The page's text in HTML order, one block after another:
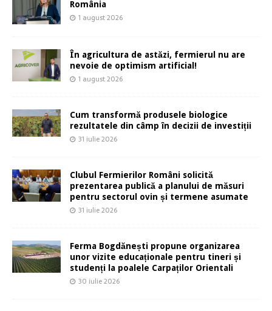
România
1 august 2026
În agricultura de astăzi, fermierul nu are
nevoie de optimism artificial!
1 august 2026
Cum transformă produsele biologice
rezultatele din câmp în decizii de investiții
31 iulie 2026
Clubul Fermierilor Români solicită
prezentarea publică a planului de măsuri
pentru sectorul ovin și termene asumate
31 iulie 2026
Ferma Bogdănești propune organizarea
unor vizite educaționale pentru tineri și
studenți la poalele Carpaților Orientali
30 iulie 2026